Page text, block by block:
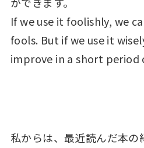
If we use it foolishly, we
fools. But if we use it
improve in a short period
私からは、最近読んだ本の